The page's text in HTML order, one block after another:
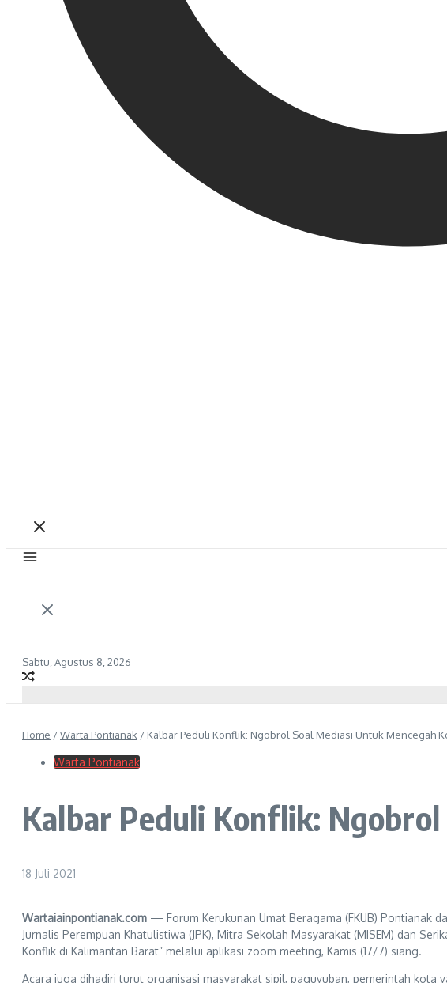
Sabtu, Agustus 8, 2026
Home /Warta Pontianak / Kalbar Peduli Konflik: Ngobrol Soal Mediasi Untuk Mencegah
Warta Pontianak
Kalbar Peduli Konflik:
18 Juli 2021
Wartaiainpontianak.com — Forum Kerukunan Umat Beragama (FKUB) Pontianak
Jurnalis Perempuan Khatulistiwa (JPK), Mitra Sekolah Masyarakat (MISEM) dan
Konflik di Kalimantan Barat” melalui aplikasi zoom meeting, Kamis (17/7) siang.
Acara juga dihadiri turut organisasi masyarakat sipil, paguyuban, pemerintah kota